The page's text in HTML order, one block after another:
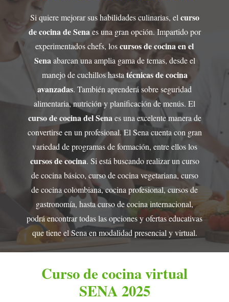
Si quiere mejorar sus habilidades culinarias, el curso
de cocina de Sena es una gran opción. Impartido por
experimentados chefs, loscursos de cocina en el
Sena abarcan una amplia gama de temas, desde el
manejo de cuchillos hastatécnicas de cocina
avanzadas. También aprenderá sobre seguridad
alimentaria, nutrición y planificación de menús. El
curso de cocina del Sena es una excelente manera de
convertirse en un profesional. El Sena cuenta con gran
variedad de programas de formación, entre ellos los
cursos de cocina. Si está buscando realizar un curso
de cocina básico, curso de cocina vegetariana, curso
de cocina colombiana, cocina profesional, cursos de
gastronomía, hasta curso de cocina internacional,
podrá encontrar todas las opciones y ofertas educativas
que tiene el Sena en modalidad presencial y virtual.
Curso de cocina virtual
SENA 2025